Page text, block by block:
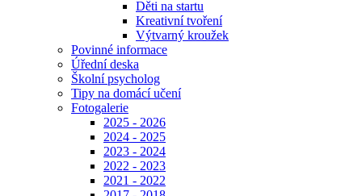
Děti na startu
Kreativní tvoření
Výtvarný kroužek
Povinné informace
Úřední deska
Školní psycholog
Tipy na domácí učení
Fotogalerie
2025 - 2026
2024 - 2025
2023 - 2024
2022 - 2023
2021 - 2022